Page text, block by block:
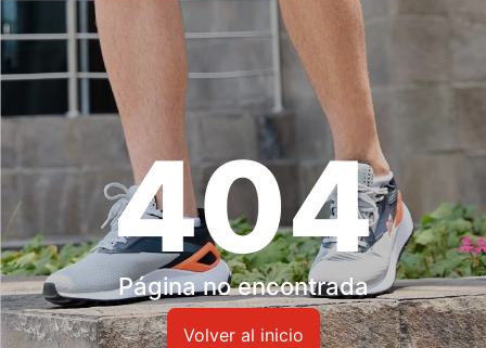
Hombre
Mujer
Niños
Accesorios
🏃‍♀️🏃‍♂️ Zona del Hincha
404
Página no encontrada
Volver al inicio